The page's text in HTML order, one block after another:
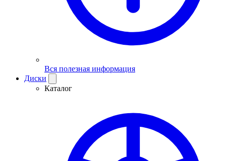
Вся полезная информация
Диски
Каталог